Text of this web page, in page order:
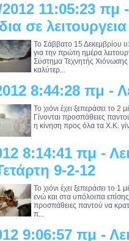
2012 11:05:23 πμ
σε
Το Σάββατο 15 Δεκεμβρίου
για την πρώτη ημέρα
Σύστημα Τεχνητής
καλύτερ...
8:44:28 πμ -
Το χιόνι έχει ξεπεράσει το
Γίνονται προσπάθειες
η κίνηση προς όλα τα X.K.
8:14:41 πμ -
9-2-12
Το χιόνι έχει ξεπεράσει το
ενώ και στα υπόλοιπα
προσπάθειες παντού να
π...
9:06:57 πμ -